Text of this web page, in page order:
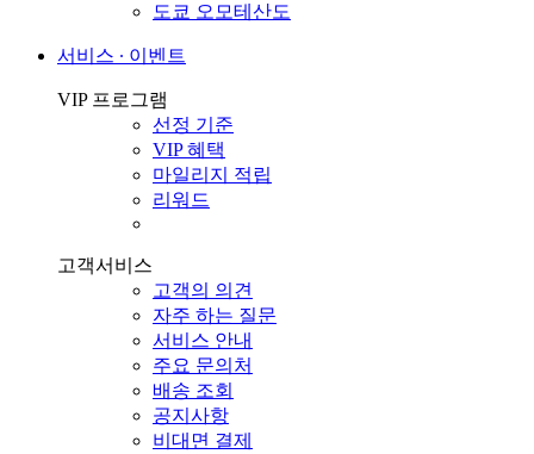
도쿄 오모테산도
서비스 ∙ 이벤트
VIP 프로그램
선정 기준
VIP 혜택
마일리지 적립
리워드
고객서비스
고객의 의견
자주 하는 질문
서비스 안내
주요 문의처
배송 조회
공지사항
비대면 결제